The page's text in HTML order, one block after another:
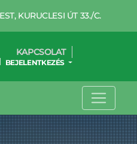
KURUCLESI ÚT 33./C.
KAPCSOLAT
BEJELENTKEZÉS